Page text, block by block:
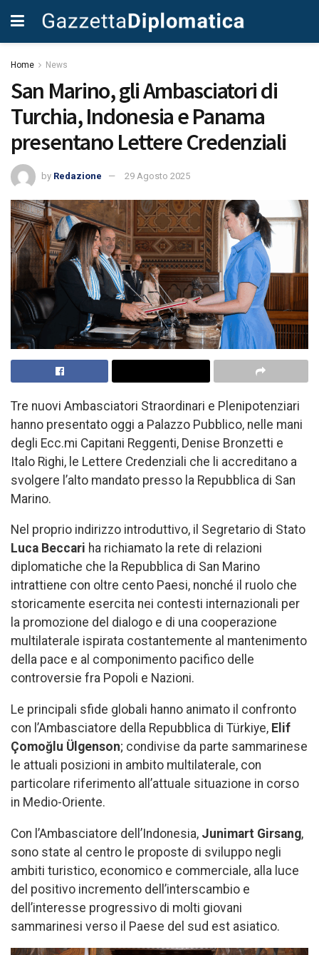
Home News
San Marino, gli Ambasciatori di
Turchia, Indonesia e Panama
presentano Lettere Credenziali
by Redazione 29 Agosto 2025
Tre nuovi Ambasciatori Straordinari e Plenipotenziari
hanno presentato oggi a Palazzo Pubblico, nelle mani
degli Ecc.mi Capitani Reggenti, Denise Bronzetti e
Italo Righi, le Lettere Credenziali che li accreditano a
svolgere l’alto mandato presso la Repubblica di San
Marino.
Nel proprio indirizzo introduttivo, il Segretario di Stato
Luca Beccari ha richiamato la rete di relazioni
diplomatiche che la Repubblica di San Marino
intrattiene con oltre cento Paesi, nonché il ruolo che
storicamente esercita nei contesti internazionali per
la promozione del dialogo e di una cooperazione
multilaterale ispirata costantemente al mantenimento
della pace e al componimento pacifico delle
controversie fra Popoli e Nazioni.
Le principali sfide globali hanno animato il confronto
con l’Ambasciatore della Repubblica di Türkiye, Elif
Çomoğlu Ülgenson; condivise da parte sammarinese
le attuali posizioni in ambito multilaterale, con
particolare riferimento all’attuale situazione in corso
in Medio-Oriente.
Con l’Ambasciatore dell’Indonesia, Junimart Girsang,
sono state al centro le proposte di sviluppo negli
ambiti turistico, economico e commerciale, alla luce
del positivo incremento dell’interscambio e
dell’interesse progressivo di molti giovani
sammarinesi verso il Paese del sud est asiatico.